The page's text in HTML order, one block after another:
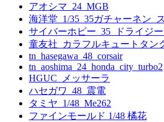
アオシマ_24_MGB
海洋堂_1/35_35ガチャーネン_
サイバーホビー_35_ドライジ
童友社_カラフルキュートタン
tn_hasegawa_48_corsair
tn_aoshima_24_honda_city_turbo2
HGUC_メッサーラ
ハセガワ_48_震電
タミヤ_1/48_Me262
ファインモールド 1/48 橘花